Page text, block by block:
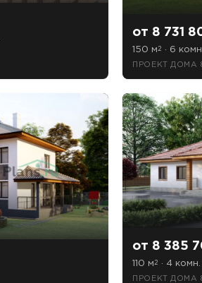
от 8 731
150 м2 · 6
ПРОЕКТ ДОМА
от 8 385
110 м2 · 4 комн.
ПРОЕКТ ДОМА